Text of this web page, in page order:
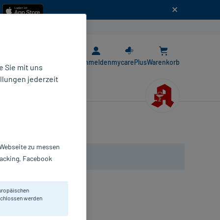
AnmeldenmycarePlusWarenkorb
Sie mit uns
jederzeit
zu messen
Facebook
werden